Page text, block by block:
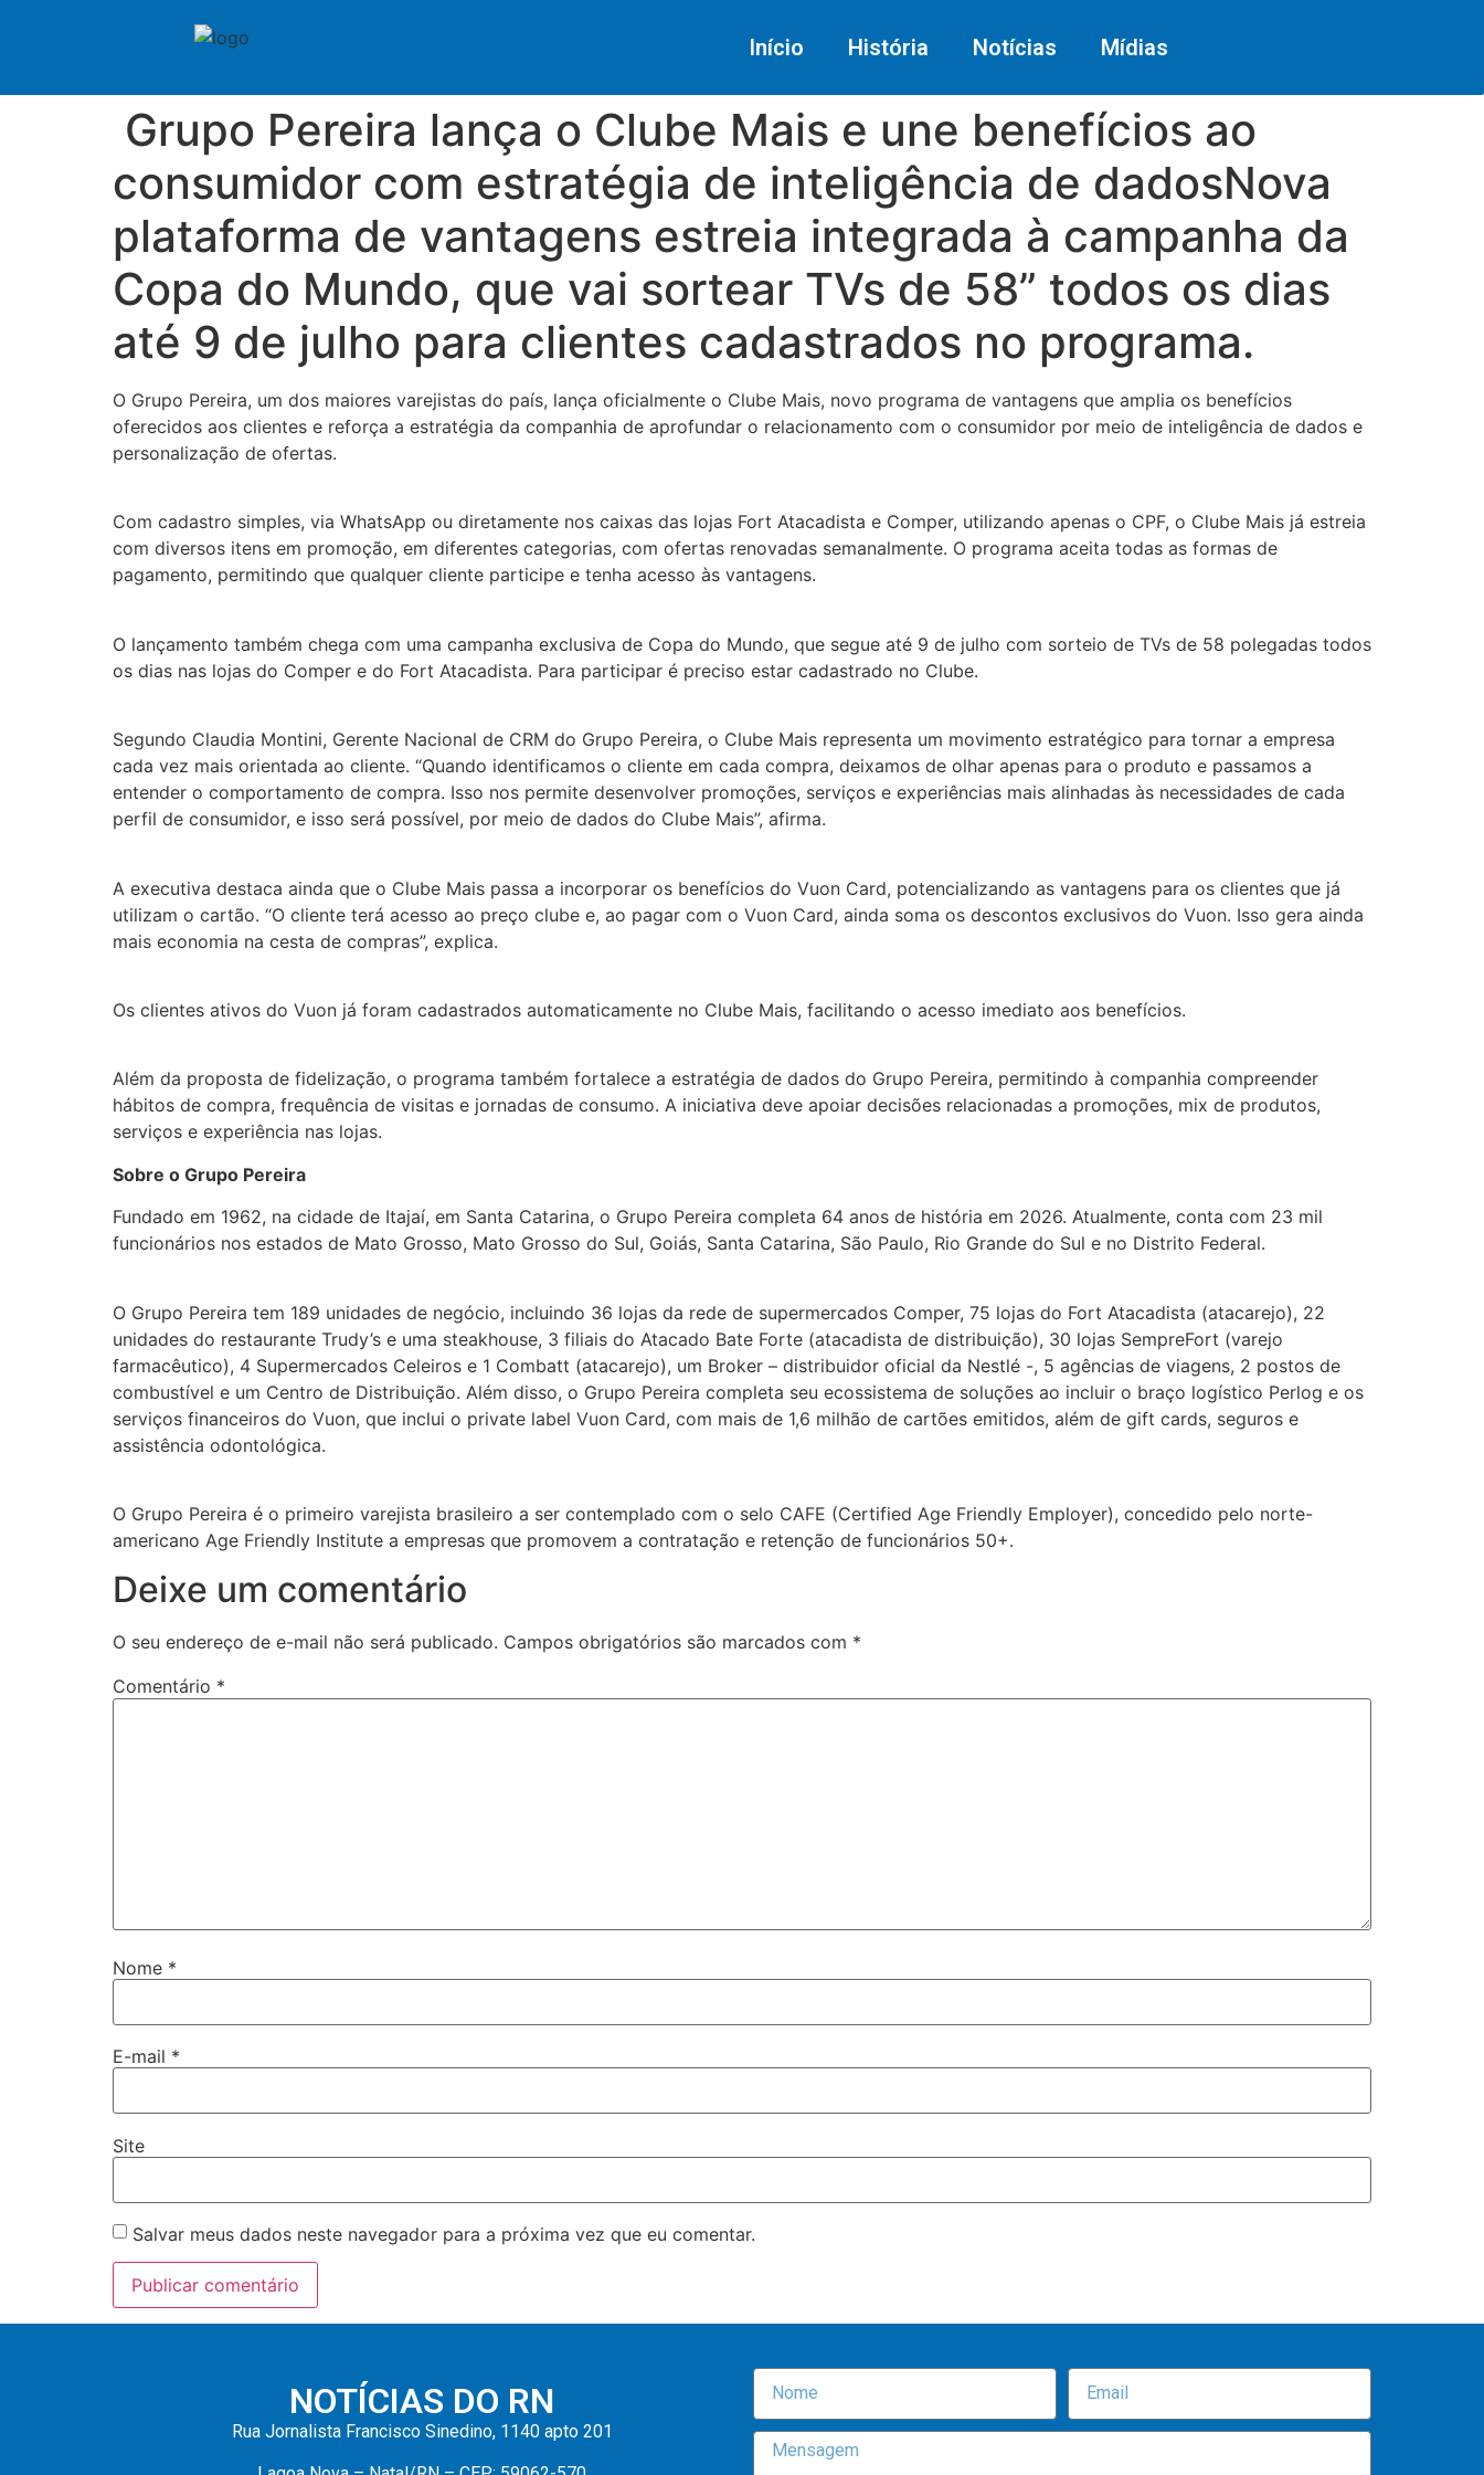
Início História Notícias Mídias
Grupo Pereira lança o Clube Mais e une benefícios ao
consumidor com estratégia de inteligência de dadosNova
plataforma de vantagens estreia integrada à campanha da
Copa do Mundo, que vai sortear TVs de 58” todos os dias
até 9 de julho para clientes cadastrados no programa.
O Grupo Pereira, um dos maiores varejistas do país, lança oficialmente o Clube Mais, novo programa de vantagens que amplia os benefícios
oferecidos aos clientes e reforça a estratégia da companhia de aprofundar o relacionamento com o consumidor por meio de inteligência de dados e
personalização de ofertas.
Com cadastro simples, via WhatsApp ou diretamente nos caixas das lojas Fort Atacadista e Comper, utilizando apenas o CPF, o Clube Mais já estreia
com diversos itens em promoção, em diferentes categorias, com ofertas renovadas semanalmente. O programa aceita todas as formas de
pagamento, permitindo que qualquer cliente participe e tenha acesso às vantagens.
O lançamento também chega com uma campanha exclusiva de Copa do Mundo, que segue até 9 de julho com sorteio de TVs de 58 polegadas todos
os dias nas lojas do Comper e do Fort Atacadista. Para participar é preciso estar cadastrado no Clube.
Segundo Claudia Montini, Gerente Nacional de CRM do Grupo Pereira, o Clube Mais representa um movimento estratégico para tornar a empresa
cada vez mais orientada ao cliente. “Quando identificamos o cliente em cada compra, deixamos de olhar apenas para o produto e passamos a
entender o comportamento de compra. Isso nos permite desenvolver promoções, serviços e experiências mais alinhadas às necessidades de cada
perfil de consumidor, e isso será possível, por meio de dados do Clube Mais”, afirma.
A executiva destaca ainda que o Clube Mais passa a incorporar os benefícios do Vuon Card, potencializando as vantagens para os clientes que já
utilizam o cartão. “O cliente terá acesso ao preço clube e, ao pagar com o Vuon Card, ainda soma os descontos exclusivos do Vuon. Isso gera ainda
mais economia na cesta de compras”, explica.
Os clientes ativos do Vuon já foram cadastrados automaticamente no Clube Mais, facilitando o acesso imediato aos benefícios.
Além da proposta de fidelização, o programa também fortalece a estratégia de dados do Grupo Pereira, permitindo à companhia compreender
hábitos de compra, frequência de visitas e jornadas de consumo. A iniciativa deve apoiar decisões relacionadas a promoções, mix de produtos,
serviços e experiência nas lojas.
Sobre o Grupo Pereira
Fundado em 1962, na cidade de Itajaí, em Santa Catarina, o Grupo Pereira completa 64 anos de história em 2026. Atualmente, conta com 23 mil
funcionários nos estados de Mato Grosso, Mato Grosso do Sul, Goiás, Santa Catarina, São Paulo, Rio Grande do Sul e no Distrito Federal.
O Grupo Pereira tem 189 unidades de negócio, incluindo 36 lojas da rede de supermercados Comper, 75 lojas do Fort Atacadista (atacarejo), 22
unidades do restaurante Trudy’s e uma steakhouse, 3 filiais do Atacado Bate Forte (atacadista de distribuição), 30 lojas SempreFort (varejo
farmacêutico), 4 Supermercados Celeiros e 1 Combatt (atacarejo), um Broker – distribuidor oficial da Nestlé -, 5 agências de viagens, 2 postos de
combustível e um Centro de Distribuição. Além disso, o Grupo Pereira completa seu ecossistema de soluções ao incluir o braço logístico Perlog e os
serviços financeiros do Vuon, que inclui o private label Vuon Card, com mais de 1,6 milhão de cartões emitidos, além de gift cards, seguros e
assistência odontológica.
O Grupo Pereira é o primeiro varejista brasileiro a ser contemplado com o selo CAFE (Certified Age Friendly Employer), concedido pelo norte-
americano Age Friendly Institute a empresas que promovem a contratação e retenção de funcionários 50+.
Deixe um comentário
O seu endereço de e-mail não será publicado. Campos obrigatórios são marcados com *
Comentário *
Nome *
E-mail *
Site
Salvar meus dados neste navegador para a próxima vez que eu comentar.
NOTÍCIAS DO RN
Rua Jornalista Francisco Sinedino, 1140 apto 201